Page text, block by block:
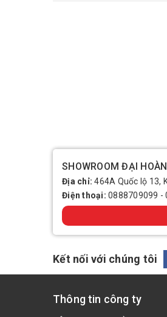
SHOWROOM ĐẠI
Địa chỉ:464A Quốc lộ 13,
Điện thoại: 0888709099 -
Kết nối với chúng tôi
Thông tin công ty